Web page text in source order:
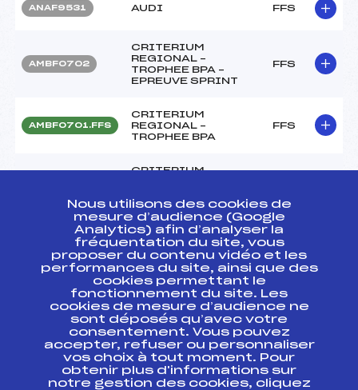
ANAF9531 AUDI FFS
AMBF0702
CRITERIUM
REGIONAL –
TROPHEE BPA –
EPREUVE SPRINT
FFS
AMBF0701.FFS
CRITERIUM
REGIONAL –
TROPHEE BPA
FFS
CRITERIUM
ANAF0013.FFS
CHAMPIONNAT DE
FRANCE MINIMES
ECUREUIL D'OR 1ère
ETAPE Trophée
Caisse d'Epargne –
Kässbohrer PRA
LOUP Filles
FFS
ANAF0012.FFS
CHAMPIONNAT DE
FRANCE MINIMES
ECUREUIL D'OR 1ère
ETAPE Trophée
Caisse d'Epargne –
Kässbohrer Filles
FFS
Nous utilisons des cookies de
mesure d’audience (Google
Analytics) afin d’analyser la
fréquentation du site, vous
proposer du contenu vidéo et les
performances du site, ainsi que des
cookies permettant le
fonctionnement du site. Les
cookies de mesure d’audience ne
sont déposés qu’avec votre
consentement. Vous pouvez
accepter, refuser ou personnaliser
vos choix à tout moment. Pour
obtenir plus d'informations sur
notre gestion des cookies, cliquez